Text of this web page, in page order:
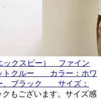
ックスピー） ファイン
トクルー カラー：ホワ
、ブラック サイズ：
クもございます。サイズ感